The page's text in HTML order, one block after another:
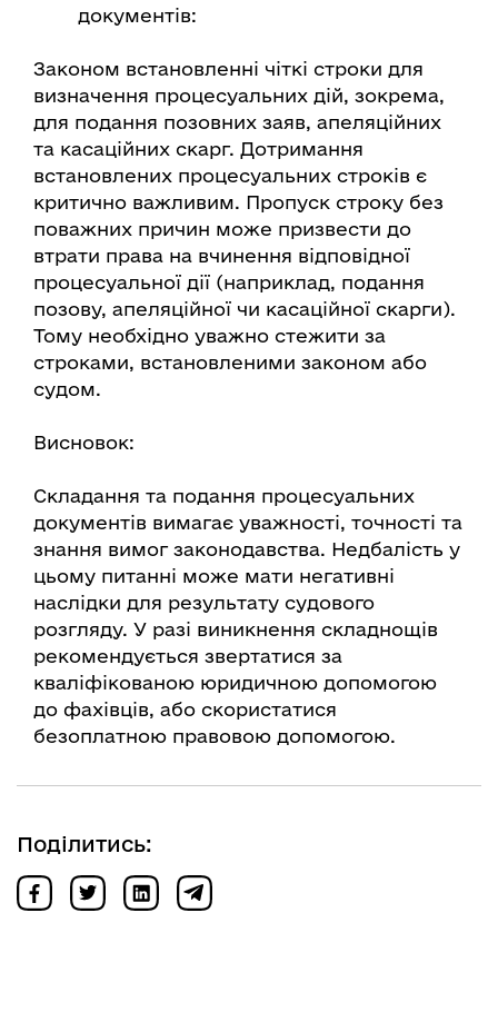
документів:
Законом встановленні чіткі строки для
визначення процесуальних дій, зокрема,
для подання позовних заяв, апеляційних
та касаційних скарг. Дотримання
встановлених процесуальних строків є
критично важливим. Пропуск строку без
поважних причин може призвести до
втрати права на вчинення відповідної
процесуальної дії (наприклад, подання
позову, апеляційної чи касаційної скарги).
Тому необхідно уважно стежити за
строками, встановленими законом або
судом.
Висновок:
Складання та подання процесуальних
документів вимагає уважності, точності та
знання вимог законодавства. Недбалість у
цьому питанні може мати негативні
наслідки для результату судового
розгляду. У разі виникнення складнощів
рекомендується звертатися за
кваліфікованою юридичною допомогою
до фахівців, або скористатися
безоплатною правовою допомогою.
Поділитись: